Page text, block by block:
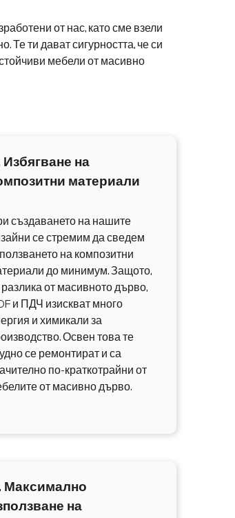
от нас, като сме взели
Те ти дават сигурността, че си
мебели от масивно
Избягване на
материали
създаването на нашите
се стремим да сведем
на композитни
до минимум. Защото,
разлика от масивното дърво,
и ПДЧ изискват много
и химикали за
Освен това те
се ремонтират и са
по-краткотрайни от
от масивно дърво.
Максимално
на